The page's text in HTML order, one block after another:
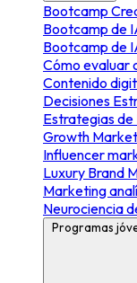
Bootcamp
Bootcamp de
Bootcamp de
Cómo evaluar
Contenido
Decisiones
Estrategias
Growth
Influencer
Luxury Brand
Marketing
Neurociencia
Programas